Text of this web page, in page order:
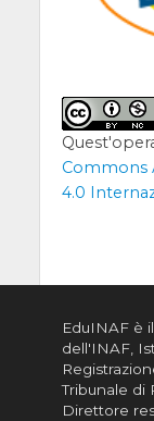
Commons
4.0
EduINAF è
dell'INAF,
Tribunale di
Direttore